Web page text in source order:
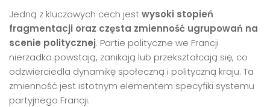
Jedną z kluczowych cech jestwysoki stopień
fragmentacji oraz częsta zmienność ugrupowań na
scenie politycznej. Partie polityczne we Francji
nierzadko powstają, zanikają lub przekształcają się, co
odzwierciedla dynamikę społeczną i polityczną kraju. Ta
zmienność jest istotnym elementem specyfiki systemu
partyjnego Francji.